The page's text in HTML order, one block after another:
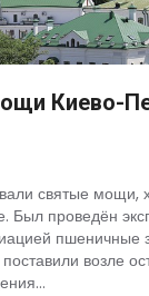
Киево-
святые мощи,
Был проведён
пшеничные
возле